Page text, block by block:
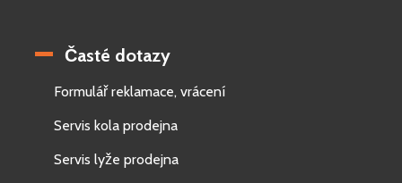
Časté dotazy
Formulář reklamace, vrácení
Servis kola prodejna
Servis lyže prodejna